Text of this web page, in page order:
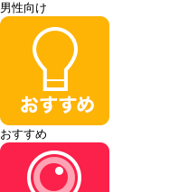
男性向け
おすすめ